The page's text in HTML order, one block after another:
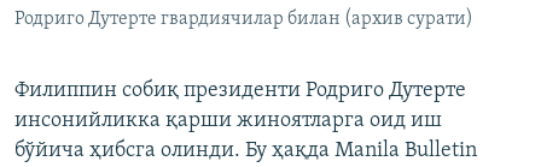
Родриго Дутерте гвардиячилар билан (архив сурати)
Филиппин собиқ президенти Родриго Дутерте
инсонийликка қарши жиноятларга оид иш
бўйича ҳибсга олинди. Бу ҳақда Manila Bulletin